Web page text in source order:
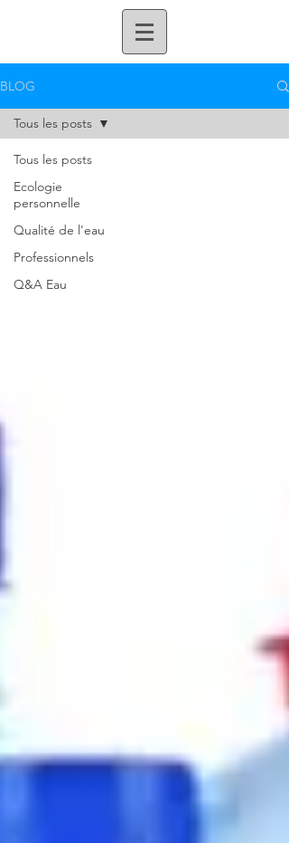
BLOG
Tous les posts
Ecologie
personnelle
Qualité de l'eau
Professionnels
Q&A Eau
Tous les posts